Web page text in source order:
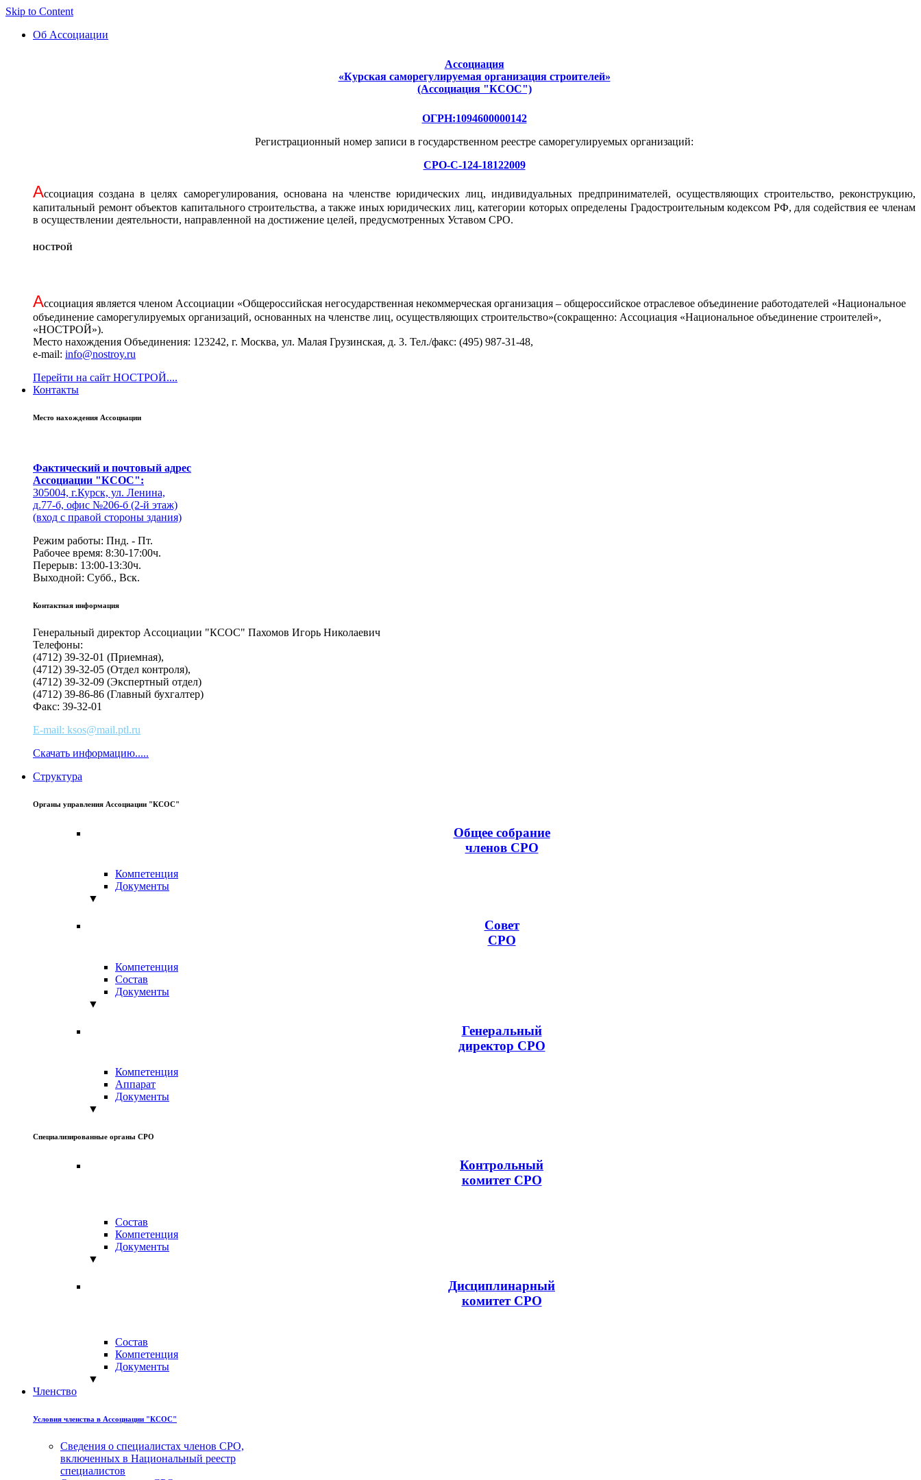
Skip to Content
Об Ассоциации
Ассоциация
«Курская саморегулируемая организация строителей»
(Ассоциация "КСОС")
ОГРН:1094600000142
Регистрационный номер записи в государственном реестре саморегулируемых организаций:
СРО-С-124-18122009
Ассоциация cоздана в целях саморегулирования, основана на членстве юридических лиц, индивидуальных предпринимателей, осуществляющих строительство, реконструкцию,
капитальный ремонт объектов капитального строительства, а также иных юридических лиц, категории которых определены Градостроительным кодексом РФ, для содействия ее членам
в осуществлении деятельности, направленной на достижение целей, предусмотренных Уставом СРО.
НОСТРОЙ
Ассоциация является членом Ассоциации «Общероссийская негосударственная некоммерческая организация – общероссийское отраслевое объединение работодателей «Национальное
объединение саморегулируемых организаций, основанных на членстве лиц, осуществляющих строительство»(сокращенно: Ассоциация «Национальное объединение строителей»,
«НОСТРОЙ»).
Место нахождения Объединения: 123242, г. Москва, ул. Малая Грузинская, д. 3. Тел./факс: (495) 987-31-48,
e-mail: info@nostroy.ru
Перейти на сайт НОСТРОЙ....
Контакты
Место нахождения Ассоциации
Фактический и почтовый адрес
Ассоциации "КСОС":
305004, г.Курск, ул. Ленина,
д.77-б, офис №206-б (2-й этаж)
(вход с правой стороны здания)
Режим работы: Пнд. - Пт.
Рабочее время: 8:30-17:00ч.
Перерыв: 13:00-13:30ч.
Выходной: Субб., Вск.
Контактная информация
Генеральный директор Ассоциации "КСОС" Пахомов Игорь Николаевич
Телефоны:
(4712) 39-32-01 (Приемная),
(4712) 39-32-05 (Отдел контроля),
(4712) 39-32-09 (Экспертный отдел)
(4712) 39-86-86 (Главный бухгалтер)
Факс: 39-32-01
E-mail: ksos@mail.ptl.ru
Скачать информацию.....
Структура
Органы управления Ассоциации "КСОС"
Общее собрание
членов СРО
Компетенция
Документы
▼
Совет
СРО
Компетенция
Состав
Документы
▼
Генеральный
директор СРО
Компетенция
Аппарат
Документы
▼
Специализированные органы СРО
Контрольный
комитет СРО
Состав
Компетенция
Документы
▼
Дисциплинарный
комитет СРО
Состав
Компетенция
Документы
▼
Членство
Условия членства в Ассоциации "КСОС"
Сведения о специалистах членов СРО,
включенных в Национальный реестр
специалистов